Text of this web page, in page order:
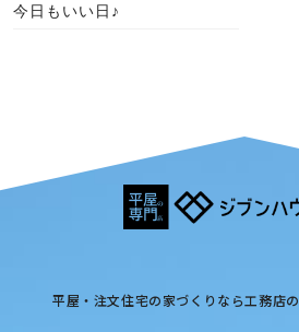
今日もいい日♪
平屋・注文住宅の家づくりなら工務店の